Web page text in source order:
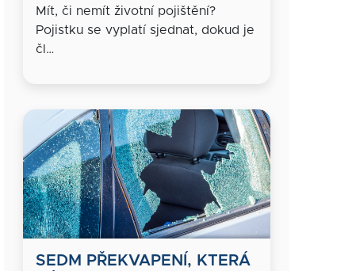
Mít, či nemít životní pojištění?
Pojistku se vyplatí sjednat, dokud je
čl…
SEDM PŘEKVAPENÍ, KTERÁ